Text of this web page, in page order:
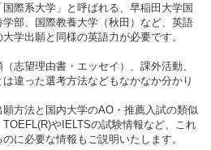
際系大学」と呼ばれる、早稲田大学国
部、国際教養大学（秋田）など、英語
学出願と同様の英語力が必要です。
志望理由書・エッセイ）、課外活動、
違った選考方法などもなかなか分かり
方法と国内大学のAO・推薦入試の類似
やIELTSの試験情報など、これ
に必要な情報もご説明いたします。